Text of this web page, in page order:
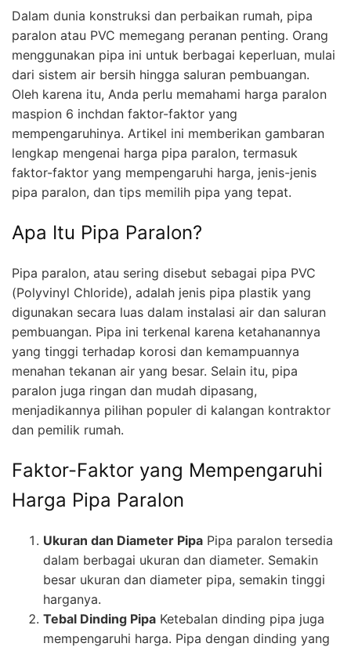
Dalam dunia konstruksi dan perbaikan rumah, pipa
paralon atau PVC memegang peranan penting. Orang
menggunakan pipa ini untuk berbagai keperluan, mulai
dari sistem air bersih hingga saluran pembuangan.
Oleh karena itu, Anda perlu memahami harga paralon
maspion 6 inchdan faktor-faktor yang
mempengaruhinya. Artikel ini memberikan gambaran
lengkap mengenai harga pipa paralon, termasuk
faktor-faktor yang mempengaruhi harga, jenis-jenis
pipa paralon, dan tips memilih pipa yang tepat.
Apa Itu Pipa Paralon?
Pipa paralon, atau sering disebut sebagai pipa PVC
(Polyvinyl Chloride), adalah jenis pipa plastik yang
digunakan secara luas dalam instalasi air dan saluran
pembuangan. Pipa ini terkenal karena ketahanannya
yang tinggi terhadap korosi dan kemampuannya
menahan tekanan air yang besar. Selain itu, pipa
paralon juga ringan dan mudah dipasang,
menjadikannya pilihan populer di kalangan kontraktor
dan pemilik rumah.
Faktor-Faktor yang Mempengaruhi
Harga Pipa Paralon
Ukuran dan Diameter Pipa Pipa paralon tersedia
dalam berbagai ukuran dan diameter. Semakin
besar ukuran dan diameter pipa, semakin tinggi
harganya.
Tebal Dinding Pipa Ketebalan dinding pipa juga
mempengaruhi harga. Pipa dengan dinding yang